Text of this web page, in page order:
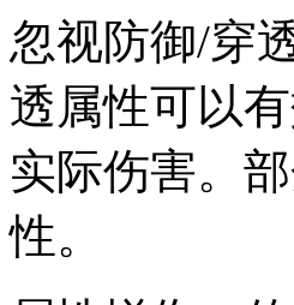
忽视防御/穿
透属性可以
实际伤害。
性。